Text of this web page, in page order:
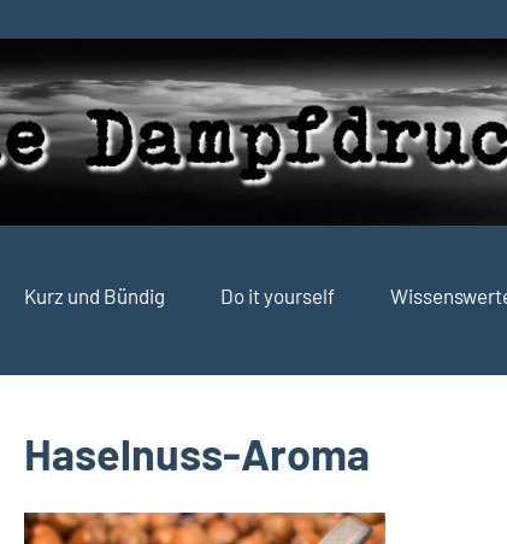
Kurz und Bündig Do it yourself
Haselnuss-Aroma